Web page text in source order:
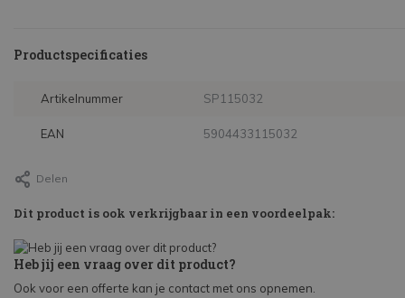
Productspecificaties
Artikelnummer SP115032
EAN 5904433115032
Delen
Dit product is ook verkrijgbaar in een voordeelpak:
Heb jij een vraag over dit product?
Ook voor een offerte kan je contact met ons opnemen.